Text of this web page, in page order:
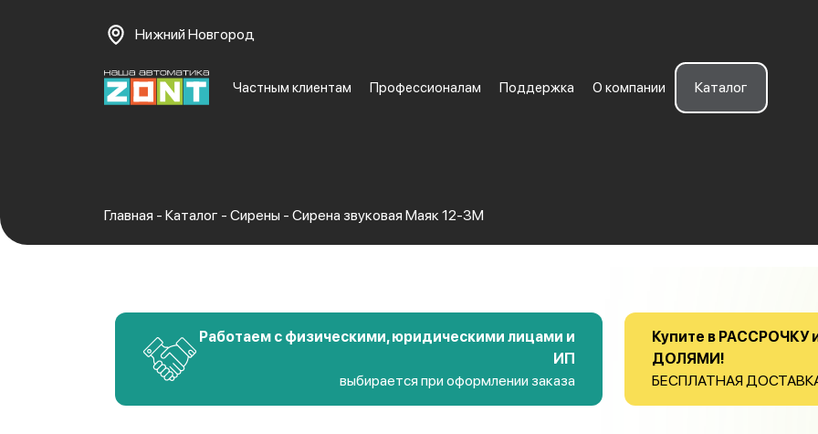
Нижний Новгород
Частным клиентам Профессионалам Поддержка О компании Каталог
Главная - Каталог - Сирены - Сирена звуковая Маяк 12-3М
Работаем с физическими, юридическими лицами и
ИП
выбирается при оформлении заказа
Купите в РАССРОЧКУ
ДОЛЯМИ!
БЕСПЛАТНАЯ ДОСТАВКА